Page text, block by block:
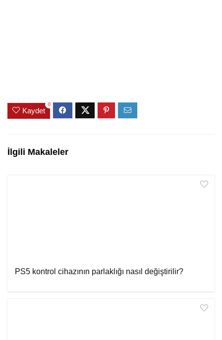
Kaydet
0
İlgili Makaleler
PS5 kontrol cihazının parlaklığı nasıl değiştirilir?